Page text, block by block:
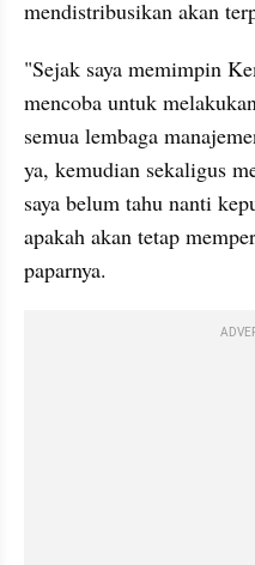
mendistribusikan akan
"Sejak saya memimpin
mencoba untuk
semua lembaga
ya, kemudian sekaligus
saya belum tahu nanti
apakah akan tetap
paparnya.